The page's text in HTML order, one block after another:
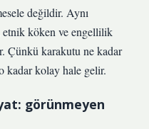
değildir. Aynı
etnik köken ve engellilik
Çünkü karakutu ne kadar
kadar kolay hale gelir.
görünmeyen